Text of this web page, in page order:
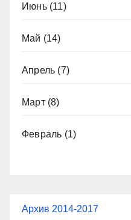
Июнь(11)
Май (14)
Апрель (7)
Март(8)
Февраль (1)
Архив 2014-2017